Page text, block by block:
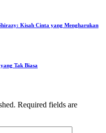
Kisah Cinta yang Mengharukan
Tak Biasa
Required fields are